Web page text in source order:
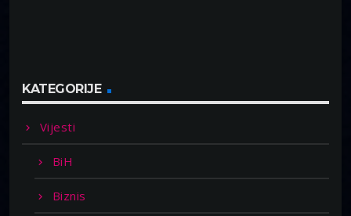
KATEGORIJE
Vijesti
BiH
Biznis